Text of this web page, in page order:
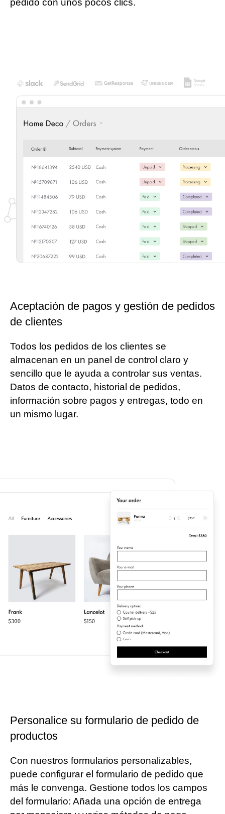
pedido con unos pocos clics.
Aceptación de pagos y gestión de pedidos
de clientes
Todos los pedidos de los clientes se
almacenan en un panel de control claro y
sencillo que le ayuda a controlar sus ventas.
Datos de contacto, historial de pedidos,
información sobre pagos y entregas, todo en
un mismo lugar.
Personalice su formulario de pedido de
productos
Con nuestros formularios personalizables,
puede configurar el formulario de pedido que
más le convenga. Gestione todos los campos
del formulario: Añada una opción de entrega